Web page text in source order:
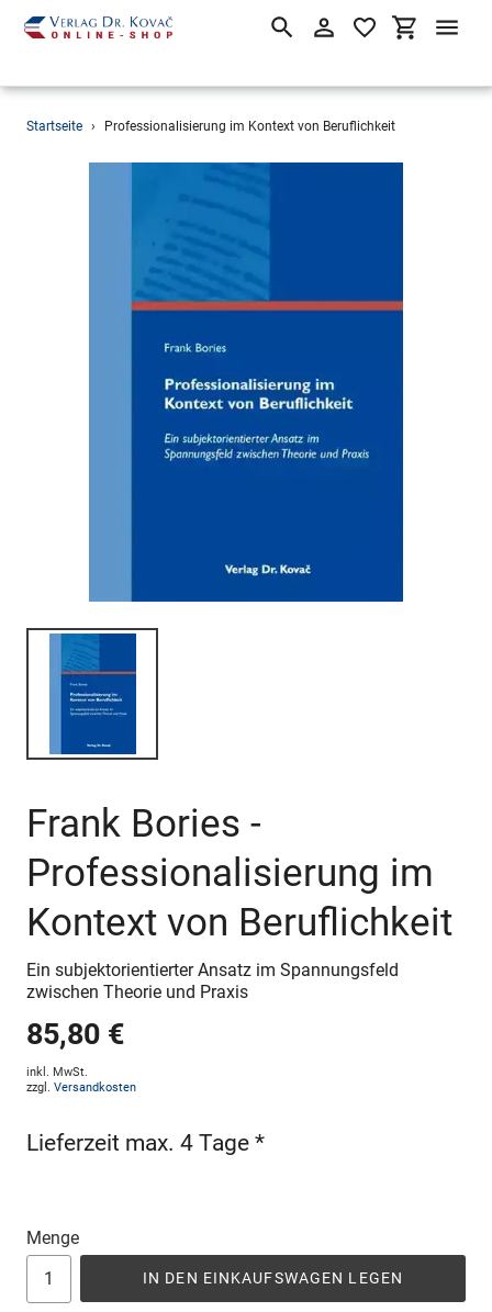
Direkt
SuchenEinloggen
Startseite › Professionalisierung im Kontext von Beruflichkeit
Frank Bories -
Professionalisierung im
Kontext von Beruflichkeit
Ein subjektorientierter Ansatz im Spannungsfeld
zwischen Theorie und Praxis
85,80 €
inkl. MwSt.
zzgl. Versandkosten
Lieferzeit max. 4 Tage *
Menge
IN DEN EINKAUFSWAGEN LEGEN